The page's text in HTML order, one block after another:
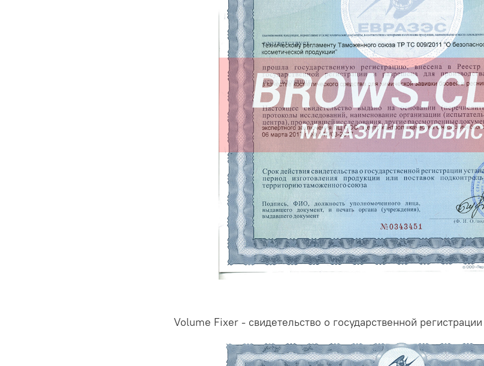
Volume Fixer - свидетельство о государственной